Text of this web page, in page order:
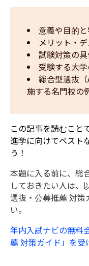
意義や目的
メリット・
試験対策の
受験する大
総合型選抜
施する名門校の
この記事を読むこと
進学に向けてベスト
う！
本題に入る前に、総
しておきたい人は、
選抜・公募推薦 対
い。
年内入試ナビの無料
薦 対策ガイド」を受